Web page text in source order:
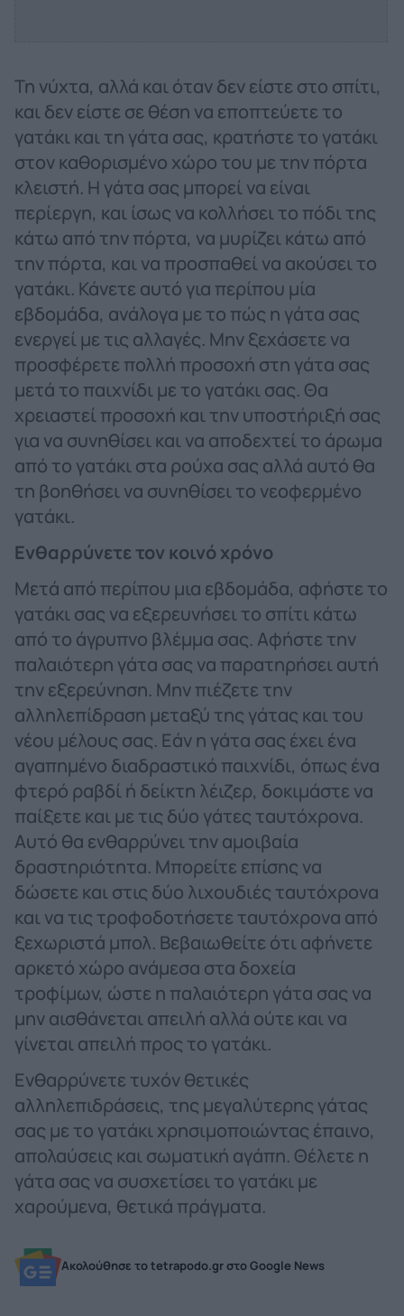
Τη νύχτα, αλλά και όταν δεν είστε στο σπίτι,
και δεν είστε σε θέση να εποπτεύετε το
γατάκι και τη γάτα σας, κρατήστε το γατάκι
στον καθορισμένο χώρο του με την πόρτα
κλειστή. Η γάτα σας μπορεί να είναι
περίεργη, και ίσως να κολλήσει το πόδι της
κάτω από την πόρτα, να μυρίζει κάτω από
την πόρτα, και να προσπαθεί να ακούσει το
γατάκι. Κάνετε αυτό για περίπου μία
εβδομάδα, ανάλογα με το πώς η γάτα σας
ενεργεί με τις αλλαγές. Μην ξεχάσετε να
προσφέρετε πολλή προσοχή στη γάτα σας
μετά το παιχνίδι με το γατάκι σας. Θα
χρειαστεί προσοχή και την υποστήριξή σας
για να συνηθίσει και να αποδεχτεί το άρωμα
από το γατάκι στα ρούχα σας αλλά αυτό θα
τη βοηθήσει να συνηθίσει το νεοφερμένο
γατάκι.
Ενθαρρύνετε τον κοινό χρόνο
Μετά από περίπου μια εβδομάδα, αφήστε το
γατάκι σας να εξερευνήσει το σπίτι κάτω
από το άγρυπνο βλέμμα σας. Αφήστε την
παλαιότερη γάτα σας να παρατηρήσει αυτή
την εξερεύνηση. Μην πιέζετε την
αλληλεπίδραση μεταξύ της γάτας και του
νέου μέλους σας. Εάν η γάτα σας έχει ένα
αγαπημένο διαδραστικό παιχνίδι, όπως ένα
φτερό ραβδί ή δείκτη λέιζερ, δοκιμάστε να
παίξετε και με τις δύο γάτες ταυτόχρονα.
Αυτό θα ενθαρρύνει την αμοιβαία
δραστηριότητα. Μπορείτε επίσης να
δώσετε και στις δύο λιχουδιές ταυτόχρονα
και να τις τροφοδοτήσετε ταυτόχρονα από
ξεχωριστά μπολ. Βεβαιωθείτε ότι αφήνετε
αρκετό χώρο ανάμεσα στα δοχεία
τροφίμων, ώστε η παλαιότερη γάτα σας να
μην αισθάνεται απειλή αλλά ούτε και να
γίνεται απειλή προς το γατάκι.
Ενθαρρύνετε τυχόν θετικές
αλληλεπιδράσεις, της μεγαλύτερης γάτας
σας με το γατάκι χρησιμοποιώντας έπαινο,
απολαύσεις και σωματική αγάπη. Θέλετε η
γάτα σας να συσχετίσει το γατάκι με
χαρούμενα, θετικά πράγματα.
Ακολούθησε το tetrapodo.gr στο Google News